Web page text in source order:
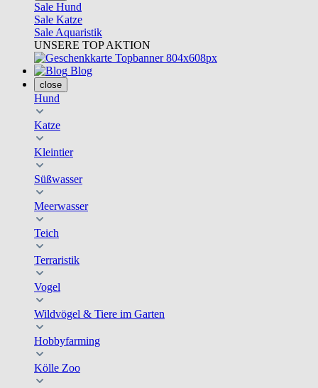
Sale Hund
Sale Katze
Sale Aquaristik
UNSERE TOP AKTION
Blog
close
Hund
Katze
Kleintier
Süßwasser
Meerwasser
Teich
Terraristik
Vogel
Wildvögel & Tiere im Garten
Hobbyfarming
Kölle Zoo